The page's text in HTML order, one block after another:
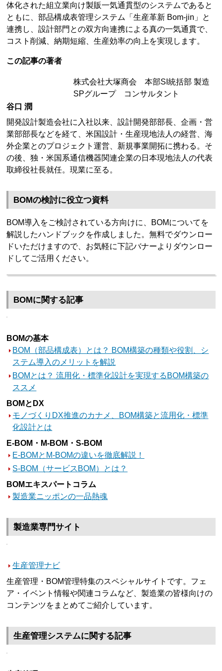
体化された組立業向け製販一気通貫型のシステムであると
ともに、部品構成表管理システム「生産革新 Bom-jin」と
連携し、設計部門との双方向連携による真の一気通貫で、
コスト削減、納期短縮、生産効率の向上を実現します。
この記事の著者
株式会社大塚商会 本部SI統括部 製造
SPグループ コンサルタント
谷口 潤
開発設計製造会社に入社以来、設計開発部部長、企画・営
業部部長などを経て、米国設計・生産現地法人の経営、海
外企業とのプロジェクト運営、新規事業開拓に携わる。そ
の後、独・米国系通信機器関連企業の日本現地法人の代表
取締役社長就任。現業に至る。
BOMの検討に役立つ資料
BOM導入をご検討されている方向けに、BOMについてを
解説したハンドブックを作成しました。無料でダウンロー
ドいただけますので、お気軽に下記バナーよりダウンロー
ドしてご活用ください。
BOMに関する記事
BOMの基本
BOM（部品構成表）とは？ BOM構築の種類や役割、シ
ステム導入のメリットを解説
BOMとは？ 流用化・標準化設計を実現するBOM構築の
ススメ
BOMとDX
モノづくりDX推進のカナメ、BOM構築と流用化・標準
化設計とは
E-BOM・M-BOM・S-BOM
E-BOMとM-BOMの違いを徹底解説！
S-BOM（サービスBOM）とは？
BOMエキスパートコラム
製造業ニッポンの一品熱魂
製造業専門サイト
生産管理ナビ
生産管理・BOM管理特集のスペシャルサイトです。フェ
ア・イベント情報や関連コラムなど、製造業の皆様向けの
コンテンツをまとめてご紹介しています。
生産管理システムに関する記事